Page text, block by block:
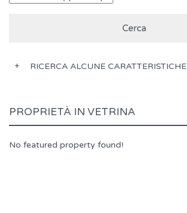
RICERCA ALCUNE CARATTERISTICHE
PROPRIETÀ IN VETRINA
No featured property found!